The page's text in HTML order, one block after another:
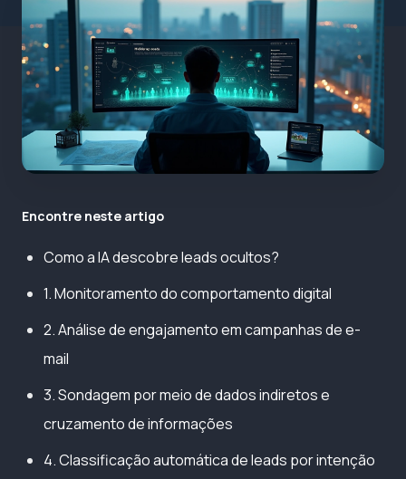
Encontre neste artigo
Como a IA descobre leads ocultos?
1. Monitoramento do comportamento digital
2. Análise de engajamento em campanhas de e-
mail
3. Sondagem por meio de dados indiretos e
cruzamento de informações
4. Classificação automática de leads por intenção